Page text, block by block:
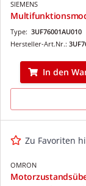
SIEMENS
Type: 3UF76001AU010
Hersteller-Art.Nr.:
In den
Zu Favoriten
OMRON